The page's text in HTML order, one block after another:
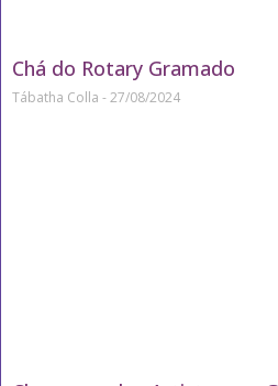
Chá do Rotary Gramado
Tábatha Colla 27/08/2024